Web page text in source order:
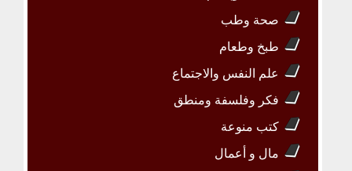
صحة وطب
طبخ وطعام
علم النفس والاجتماع
فكر وفلسفة ومنطق
كتب منوعة
مال و أعمال